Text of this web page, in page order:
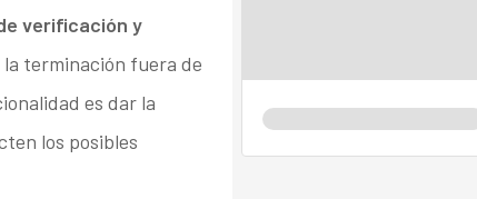
verificación y
terminación fuera de
es dar la
los posibles